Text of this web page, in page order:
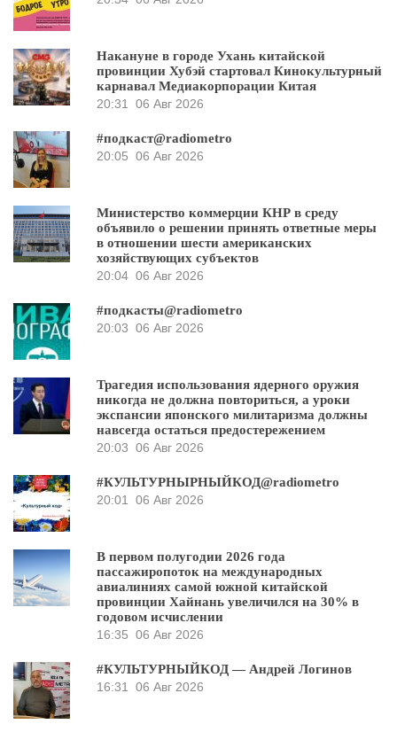
Накануне в городе Ухань китайской
провинции Хубэй стартовал Кинокультурный
карнавал Медиакорпорации Китая
20:31
06 Авг 2026
#подкаст@radiometro
20:05 06 Авг 2026
Министерство коммерции КНР в среду
объявило о решении принять ответные меры
в отношении шести американских
хозяйствующих субъектов
20:04 06 Авг 2026
#подкасты@radiometro
20:03 06 Авг 2026
Трагедия использования ядерного оружия
никогда не должна повториться, а уроки
экспансии японского милитаризма должны
навсегда остаться предостережением
20:03 06 Авг 2026
#КУЛЬТУРНЫРНЫЙКОД@radiometro
20:01
06 Авг 2026
В первом полугодии 2026 года
пассажиропоток на международных
авиалиниях самой южной китайской
провинции Хайнань увеличился на 30% в
годовом исчислении
16:35 06 Авг 2026
#КУЛЬТУРНЫЙКОД — Андрей Логинов
16:31
06 Авг 2026